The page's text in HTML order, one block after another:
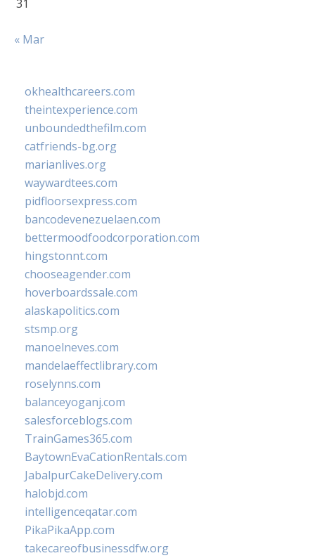
31
« Mar
okhealthcareers.com
theintexperience.com
unboundedthefilm.com
catfriends-bg.org
marianlives.org
waywardtees.com
pidfloorsexpress.com
bancodevenezuelaen.com
bettermoodfoodcorporation.com
hingstonnt.com
chooseagender.com
hoverboardssale.com
alaskapolitics.com
stsmp.org
manoelneves.com
mandelaeffectlibrary.com
roselynns.com
balanceyoganj.com
salesforceblogs.com
TrainGames365.com
BaytownEvaCationRentals.com
JabalpurCakeDelivery.com
halobjd.com
intelligenceqatar.com
PikaPikaApp.com
takecareofbusinessdfw.org